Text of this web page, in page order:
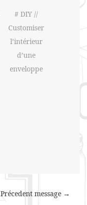
# DIY //
Customiser
l’intérieur
d’une
enveloppe
Précedent message →